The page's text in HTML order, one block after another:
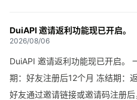
DuiAPI 邀请返利功能现已开启。
2026/08/06
DuiAPI 邀请返利功能现已开启。
期：好友注册后12个月 冻结期：
好友通过邀请链接或邀请码注册